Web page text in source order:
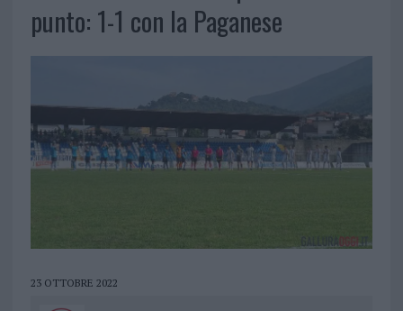
punto: 1-1 con la Paganese
23 OTTOBRE 2022